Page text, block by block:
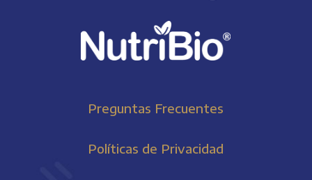
Preguntas Frecuentes
Políticas de Privacidad